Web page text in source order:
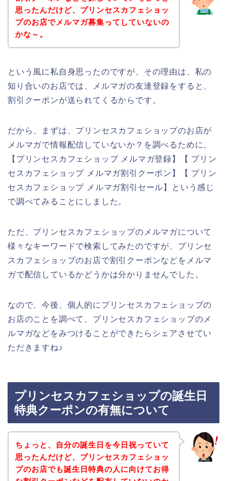
思ったんだけど、プリンセスカフェショッ
プのお店でメルマガ募集ってしていないの
かな～。
という風に私自身思ったのですが、その理由は、私の
知り合いのお店では、メルマガの友達登録をすると、
割引クーポンが送られてくるからです。
だから、まずは、プリンセスカフェショップのお店が
メルマガで情報配信していないか？を調べるために、
【プリンセスカフェショップ メルマガ登録】【 プリン
セスカフェショップ メルマガ割引クーポン】【 プリン
セスカフェショップ メルマガ割引セール】という感じ
で調べてみることにしました。
ただ、プリンセスカフェショップのメルマガについて
様々なキーワードで検索してみたのですが、プリンセ
スカフェショップのお店で割引クーポンなどをメルマ
ガで配信しているかどうかは分かりませんでした。
なので、今後、個人的にプリンセスカフェショップの
お店のことを調べて、プリンセスカフェショップのメ
ルマガなどをみつけることができたらシェアさせてい
ただきますね♪
プリンセスカフェショップの誕生日
特典クーポンの有無について
ちょっと、自分の誕生日を今日祝っていて
思ったんだけど、プリンセスカフェショッ
プのお店でも誕生日特典の人に向けてお得